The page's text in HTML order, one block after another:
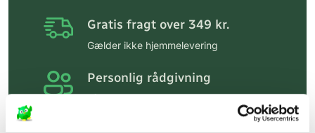
Gratis fragt over 349 kr.
Gælder ikke hjemmelevering
Personlig rådgivning